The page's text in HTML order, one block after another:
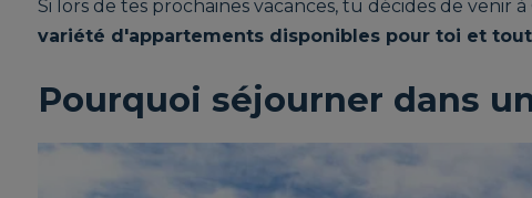
Si lors de tes prochaines vacances, tu décides de
variété d'appartements disponibles pour toi et
Pourquoi séjourner dans